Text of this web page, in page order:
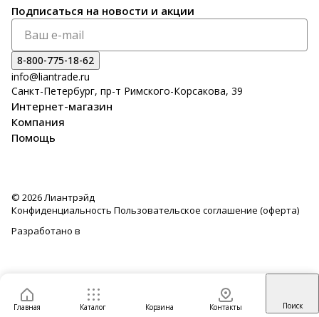
Главная Каталог Корзина Контакты Поиск
Подписаться на новости и акции
8-800-775-18-62
info@liantrade.ru
Санкт-Петербург, пр-т Римского-Корсакова, 39
Интернет-магазин
Компания
Помощь
© 2026 Лиантрэйд
Конфиденциальность Пользовательское соглашение (оферта)
Разработано в